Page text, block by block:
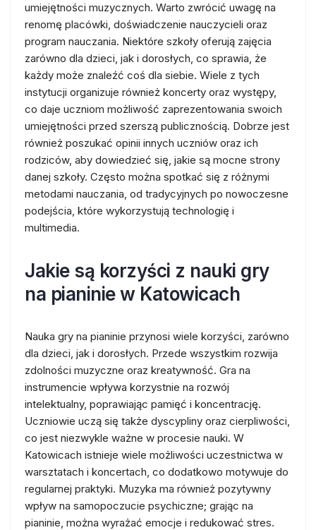
umiejętności muzycznych. Warto zwrócić uwagę na
renomę placówki, doświadczenie nauczycieli oraz
program nauczania. Niektóre szkoły oferują zajęcia
zarówno dla dzieci, jak i dorosłych, co sprawia, że
każdy może znaleźć coś dla siebie. Wiele z tych
instytucji organizuje również koncerty oraz występy,
co daje uczniom możliwość zaprezentowania swoich
umiejętności przed szerszą publicznością. Dobrze jest
również poszukać opinii innych uczniów oraz ich
rodziców, aby dowiedzieć się, jakie są mocne strony
danej szkoły. Często można spotkać się z różnymi
metodami nauczania, od tradycyjnych po nowoczesne
podejścia, które wykorzystują technologię i
multimedia.
Jakie są korzyści z nauki gry
na pianinie w Katowicach
Nauka gry na pianinie przynosi wiele korzyści, zarówno
dla dzieci, jak i dorosłych. Przede wszystkim rozwija
zdolności muzyczne oraz kreatywność. Gra na
instrumencie wpływa korzystnie na rozwój
intelektualny, poprawiając pamięć i koncentrację.
Uczniowie uczą się także dyscypliny oraz cierpliwości,
co jest niezwykle ważne w procesie nauki. W
Katowicach istnieje wiele możliwości uczestnictwa w
warsztatach i koncertach, co dodatkowo motywuje do
regularnej praktyki. Muzyka ma również pozytywny
wpływ na samopoczucie psychiczne; grając na
pianinie, można wyrażać emocje i redukować stres.